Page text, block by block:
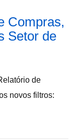
Compras,
Setor de
de
novos filtros: